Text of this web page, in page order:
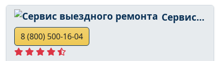
Сервис выездного ремонта
8 (800) 500-16-04